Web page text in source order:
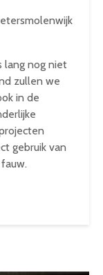
lang nog niet
zullen we
in de
gebruik van